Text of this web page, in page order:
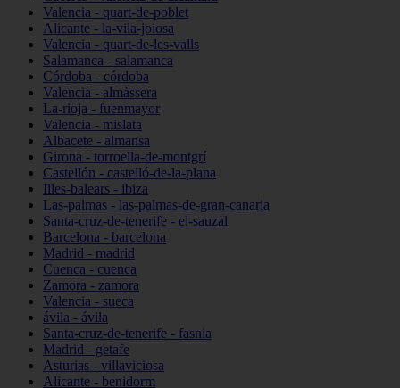
Valencia - quart-de-poblet
Alicante - la-vila-joiosa
Valencia - quart-de-les-valls
Salamanca - salamanca
Córdoba - córdoba
Valencia - almàssera
La-rioja - fuenmayor
Valencia - mislata
Albacete - almansa
Girona - torroella-de-montgrí
Castellón - castelló-de-la-plana
Illes-balears - ibiza
Las-palmas - las-palmas-de-gran-canaria
Santa-cruz-de-tenerife - el-sauzal
Barcelona - barcelona
Madrid - madrid
Cuenca - cuenca
Zamora - zamora
Valencia - sueca
ávila - ávila
Santa-cruz-de-tenerife - fasnia
Madrid - getafe
Asturias - villaviciosa
Alicante - benidorm